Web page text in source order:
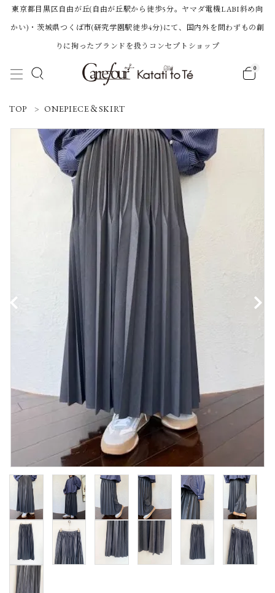
東京都目黒区自由が丘(自由が丘駅から徒歩5分。ヤマダ電機LABI斜め向
かい)・茨城県つくば市(研究学園駅徒歩4分)にて、国内外を問わずもの創
りに拘ったブランドを扱うコンセプトショップ
0
ACCOUNT MENU
ログイン 新規会員登録
NEWS
Carrefour
Katati to Tè
TOP ONEPIECE＆SKIRT